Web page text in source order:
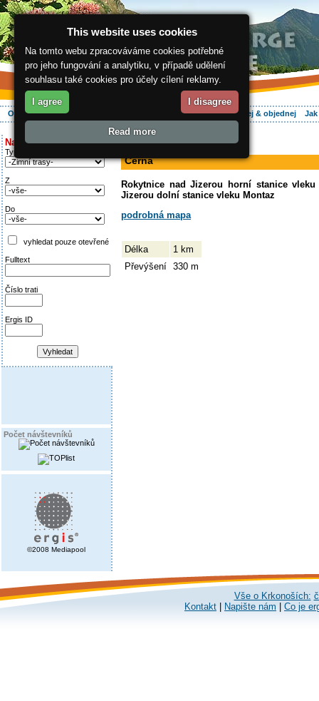
O regionu Aktivně Ubytování Hledej & objednej
Najděte si:
Typ trati
Z
Do
vyhledat pouze otevřené
Fulltext
Číslo trati
Ergis ID
Počet návštevníků
©2008 Mediapool
ergis.cz>
Černá
Rokytnice nad Jizerou horní stanice
Jizerou dolní stanice vleku Montaz
podrobná mapa
Délka
1 km
Převýšení 330 m
Vše o Krkonoších:
Kontakt
Napište nám Co je
This website uses cookies
Na tomto webu zpracováváme cookies potřebné
pro jeho fungování a analytiku, v případě udělení
souhlasu také cookies pro účely cílení reklamy.
I agree I disagree
Read more